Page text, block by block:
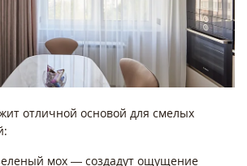
отличной основой для смелых
мох — создадут ощущение